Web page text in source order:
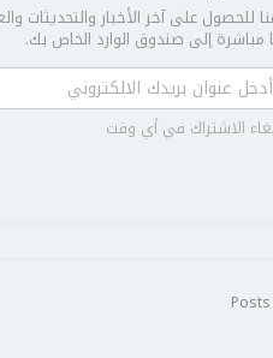
للحصول على آخر الأخبار والتحديثات
إلى صندوق الوارد الخاص بك.
الاشتراك في أي وقت